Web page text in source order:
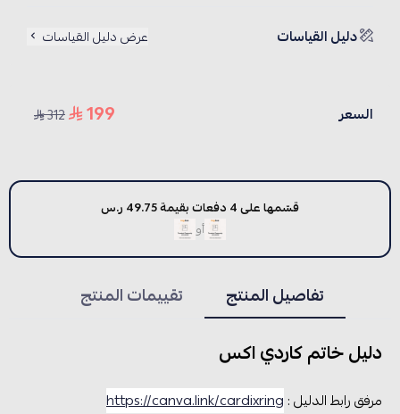
دليل القياسات عرض دليل القياسات
السعر 199
312
قسّمها على 4 دفعات بقيمة 49.75 ر.س
أو
تفاصيل المنتج تقييمات المنتج
دليل خاتم كاردي اكس
مرفق رابط الدليل : https://canva.link/cardixring